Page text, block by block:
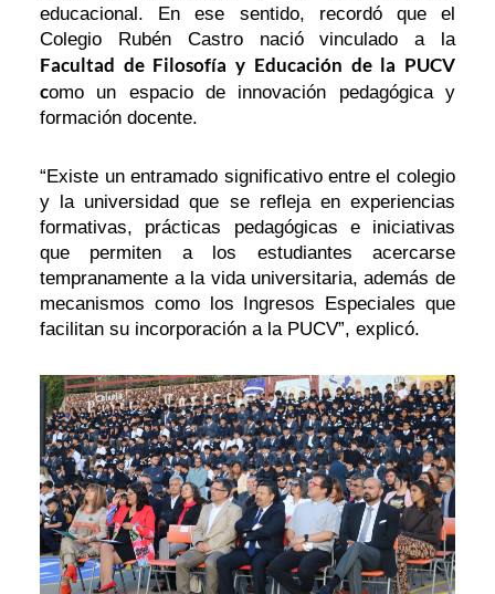
educacional. En ese sentido, recordó que el
Colegio Rubén Castro nació vinculado a la
Facultad de Filosofía y Educación de la PUCV
como un espacio de innovación pedagógica y
formación docente.
“Existe un entramado significativo entre el colegio
y la universidad que se refleja en experiencias
formativas, prácticas pedagógicas e iniciativas
que permiten a los estudiantes acercarse
tempranamente a la vida universitaria, además de
mecanismos como los Ingresos Especiales que
facilitan su incorporación a la PUCV”, explicó.